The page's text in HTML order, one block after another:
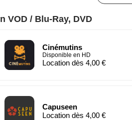
VOD / Blu-Ray, DVD
Cinémutins
Disponible en HD
Location dès 4,00 €
Capuseen
Location dès 4,00 €